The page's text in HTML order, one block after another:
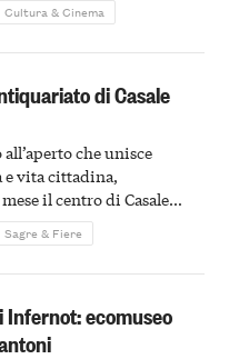
Cultura & Cinema
di Casale
che unisce
vita cittadina,
il centro di Casale
di scoperta e racconto
Sagre & Fiere
ecomuseo